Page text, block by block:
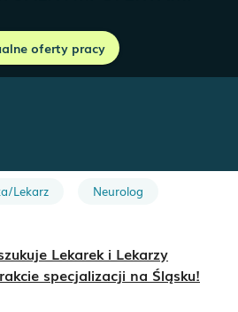
oferty pracy
Lekarz Neurolog
Lekarek i Lekarzy
specjalizacji na Śląsku!